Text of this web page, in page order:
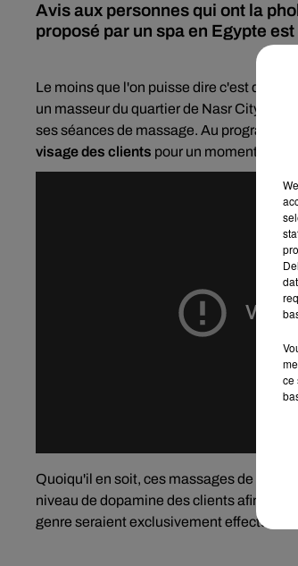
Avis aux personnes qui ont la
proposé par un spa en Egypte
Le moins que l'on puisse dire c'est qu'il
un masseur du quartier de Nasr City, au
ses séances de massage. Au programme
visage des clients pour un moment de
Quoiqu'il en soit, ces massages de
niveau de dopamine des clients afin de
genre seraient exclusivement effectués
ce